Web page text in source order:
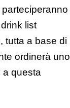
list
tutta a base di
ordinerà uno
a questa